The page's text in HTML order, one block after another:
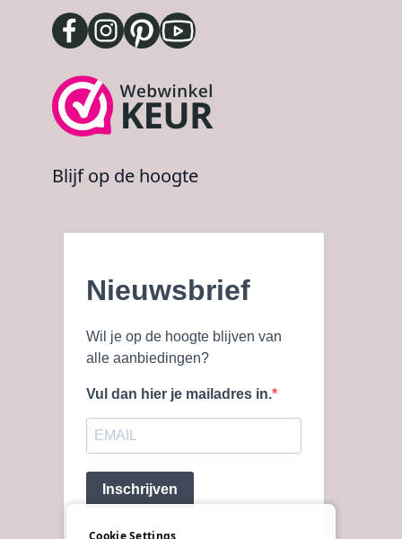
Blijf op de hoogte
Nieuwsbrief
Wil je op de hoogte blijven van
alle aanbiedingen?
Vul dan hier je mailadres in.
Inschrijven
Cookie Settings